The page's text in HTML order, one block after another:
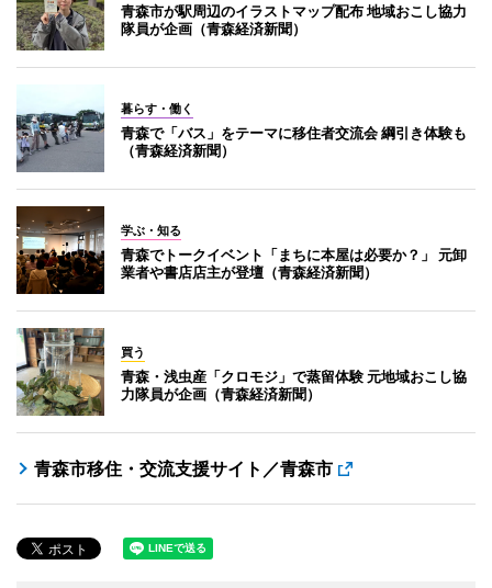
青森市が駅周辺のイラストマップ配布 地域おこし協力
隊員が企画（青森経済新聞）
暮らす・働く
青森で「バス」をテーマに移住者交流会 綱引き体験も
（青森経済新聞）
学ぶ・知る
青森でトークイベント「まちに本屋は必要か？」 元卸
業者や書店店主が登壇（青森経済新聞）
買う
青森・浅虫産「クロモジ」で蒸留体験 元地域おこし協
力隊員が企画（青森経済新聞）
青森市移住・交流支援サイト／青森市